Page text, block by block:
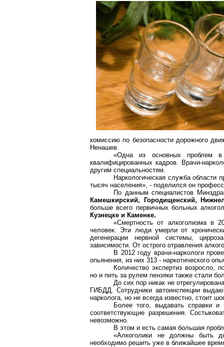
комиссию по безопасности дорожного
Ненашев.
«Одна из основных проблем в
квалифицированных кадров. Врачи-
другим специальностям.
Наркологическая служба области
тысяч населения», - поделился он
По данным специалистов
Камешкирский, Городищенский,
больше всего первичных больных
Кузнецке и Каменке.
«Смертность от алкоголизма в
человек. Эти люди умерли от
дегенерации нервной системы,
зависимости. От острого отравления
В 2012 году врачи-наркологи
опьянения, из них 313 - наркотического
Количество экспертиз возросло,
но и пить за рулем пензяки также стали
До сих пор никак не
ГИБДД. Сотрудники автоинспекции
нарколога, но не всегда известно, стоит
Более того, выдавать справки
соответствующие разрешения.
невозможно.
В этом и есть самая большая
«Алкоголики не должны быть
необходимо решить уже в ближайшее